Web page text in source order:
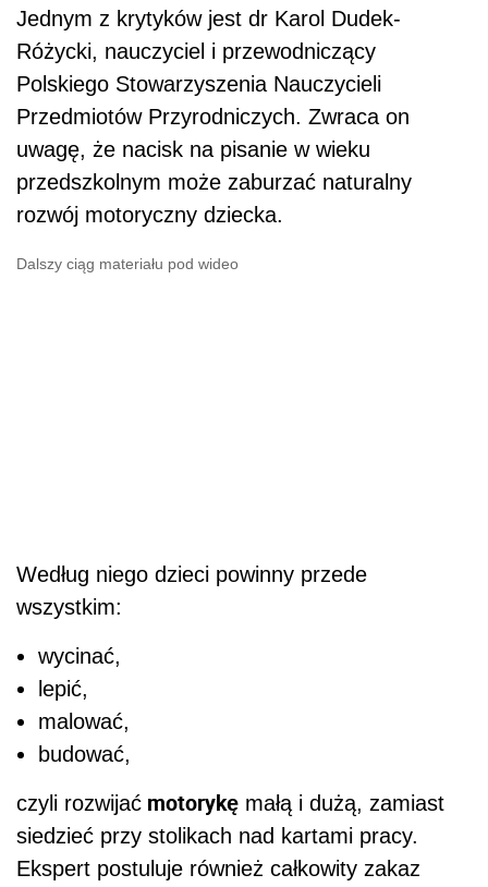
Jednym z krytyków jest dr Karol Dudek-
Różycki, nauczyciel i przewodniczący
Polskiego Stowarzyszenia Nauczycieli
Przedmiotów Przyrodniczych. Zwraca on
uwagę, że nacisk na pisanie w wieku
przedszkolnym może zaburzać naturalny
rozwój motoryczny dziecka.
Dalszy ciąg materiału pod wideo
Według niego dzieci powinny przede
wszystkim:
wycinać,
lepić,
malować,
budować,
czyli rozwijać motorykę małą i dużą, zamiast
siedzieć przy stolikach nad kartami pracy.
Ekspert postuluje również całkowity zakaz